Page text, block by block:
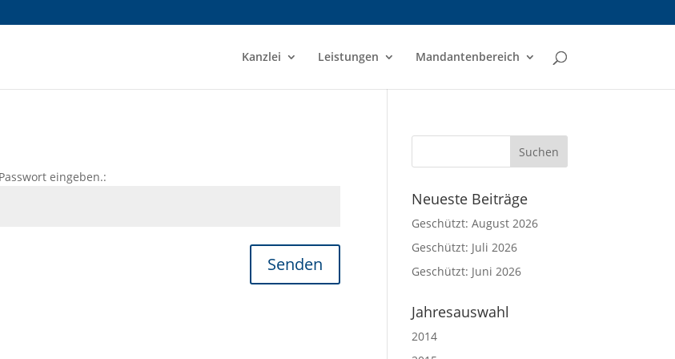
Kanzlei Leistungen Mandantenbereich
eingeben.:
Senden
Neueste Beiträge
Geschützt: August 2026
Geschützt: Juli 2026
Geschützt: Juni 2026
Jahresauswahl
2014